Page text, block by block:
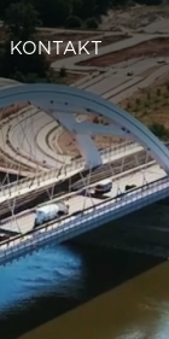
KONTAKT